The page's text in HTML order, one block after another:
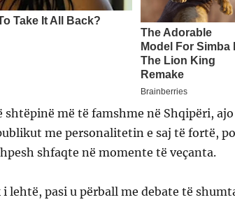
më të famshme në Shqipëri, ajo
me personalitetin e saj të fortë,
shfaqte në momente të veçanta.
lehtë, pasi u përball me debate të